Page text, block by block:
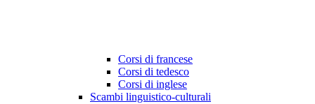
Corsi di francese
Corsi di tedesco
Corsi di inglese
Scambi linguistico-culturali